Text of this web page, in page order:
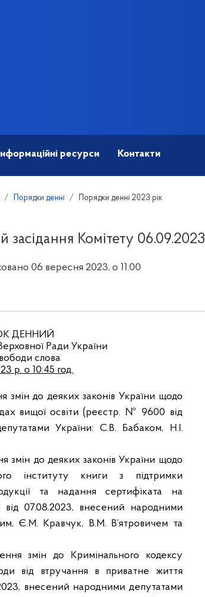
ресурси Контакти
Порядки денні Порядки денні 2023 рік
засідання Комітету 06.09.2023
06 вересня 2023, о 11:00
ДЕННИЙ
Ради України
слова
р. о 10:45 год.
змін до деяких законів України щодо
вищої освіти (реєстр. № 9600 від
України: С.В. Бабаком,
Н.І.
змін до деяких законів України щодо
інституту книги з підтримки
та надання сертифіката на
07.08.2023, внесений народними
Є.М. Кравчук, В.М. В’ятровичем та
змін до Кримінального кодексу
від втручання в приватне життя
внесений народними депутатами